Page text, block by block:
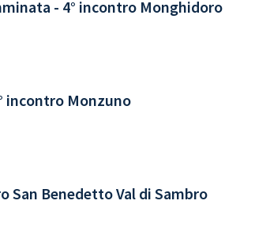
- 4° incontro Monghidoro
incontro Monzuno
San Benedetto Val di Sambro